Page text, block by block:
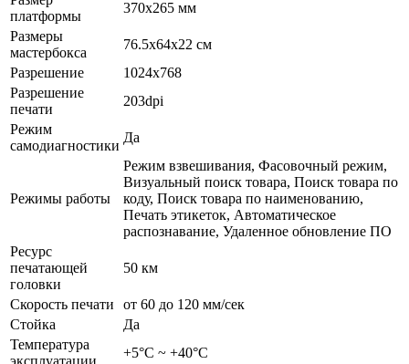
платформы
370х265 мм
Размеры
мастербокса
76.5х64х22 см
Разрешение
1024х768
Разрешение
печати
203dpi
Режим
самодиагностики
Да
Режимы работы
Режим взвешивания, Фасовочный режим,
Визуальный поиск товара, Поиск товара по
коду, Поиск товара по наименованию,
Печать этикеток, Автоматическое
распознавание, Удаленное обновление ПО
Ресурс
печатающей
головки
50 км
Скорость печати
от 60 до 120 мм/сек
Стойка
Да
Температура
эксплуатации
+5°С ~ +40°С